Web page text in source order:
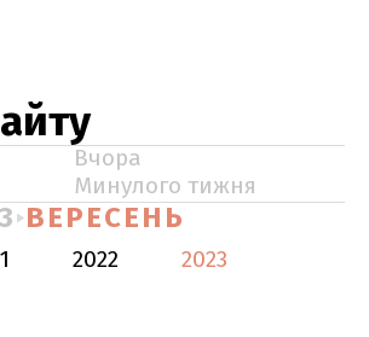
Вчора
Минулого тижня
ВЕРЕСЕНЬ
2022
2023